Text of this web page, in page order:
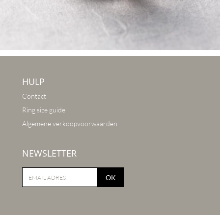
HULP
Contact
Ring size guide
Algemene verkoopvoorwaarden
NEWSLETTER
OK